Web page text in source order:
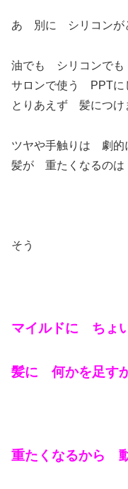
あ 別に シリコンが
油でも シリコンでも
サロンで使う PPTに
とりあえず 髪につけ
ツヤや手触りは 劇的
髪が 重たくなるのは
そう
マイルドに ちょ
髪に 何かを足す
重たくなるから